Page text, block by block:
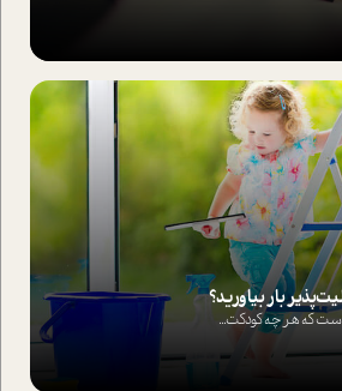
بار بیاورید؟
که هر چه کودکت...